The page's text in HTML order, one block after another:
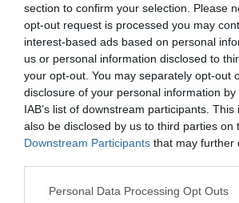
section to confirm your selection. Please
opt-out request is processed you may
interest-based ads based on personal
us or personal information disclosed to
your opt-out. You may separately opt-out
disclosure of your personal information
IAB’s list of downstream participants.
also be disclosed by us to third parties on
Downstream Participants that may further
Please note that this website/app uses
Personal Data Processing Opt Outs
09.08.2026 | 02:02
Ισραηλινές δυνάμεις
χωριό του νότιου Λιβάνου
09.08.2026
Τουρκία: Ζητά
Ρωσίας και
αμυντική
με το άρθρο 5 του
09.08.2026